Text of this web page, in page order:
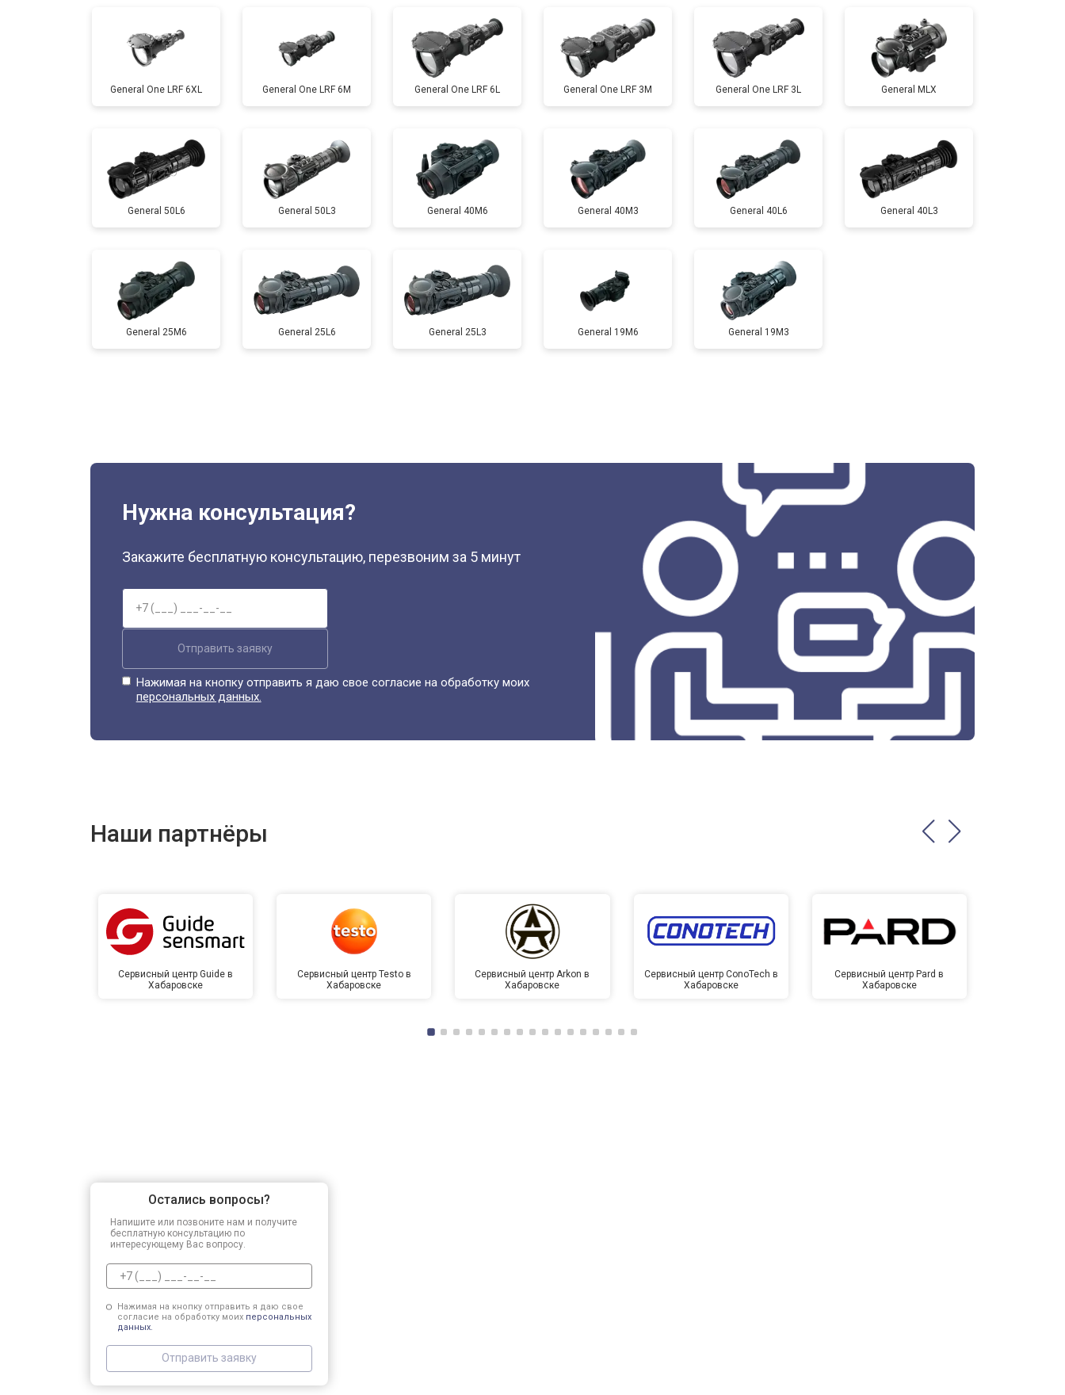
General One LRF 6XL General One LRF 6M General One LRF 6L General One LRF 3M General One LRF 3L General MLX
General 50L6 General 50L3 General 40M6 General 40M3 General 40L6 General 40L3
General 25M6 General 25L6 General 25L3 General 19M6 General 19M3
Нужна консультация?
Закажите бесплатную консультацию, перезвоним за 5 минут
Отправить заявку
Нажимая на кнопку отправить я даю свое согласие на обработку моих
персональных данных.
Наши партнёры
Сервисный центр Guide в
Хабаровске
Сервисный центр Testo в
Хабаровске
Сервисный центр Arkon в
Хабаровске
Сервисный центр ConoTech в
Хабаровске
Сервисный центр Pard в
Хабаровске
Остались вопросы?
Напишите или позвоните нам и получите
бесплатную консультацию по
интересующему Вас вопросу.
Нажимая на кнопку отправить я даю свое
согласие на обработку моих персональных
данных.
Отправить заявку